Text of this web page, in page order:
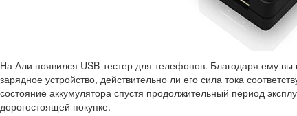
На Али появился USB-тестер для телефонов. Благодаря ему
зарядное устройство, действительно ли его сила тока
состояние аккумулятора спустя продолжительный период
дорогостоящей покупке.